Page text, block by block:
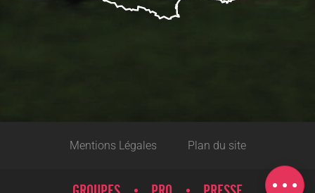
Carte
Mentions Légales Plan du site